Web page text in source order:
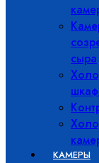
сыра
КАМЕРЫ